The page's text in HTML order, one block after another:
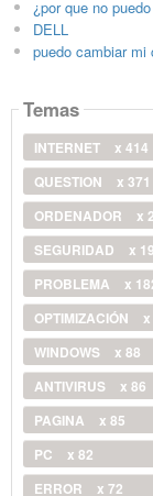
¿por que no
DELL
puedo cambiar mi
Temas
INTERNET
x 414
QUESTION
x 371
ORDENADOR
x
SEGURIDAD
x
PROBLEMA
x
OPTIMIZACIÓN
x
WINDOWS
x 88
ANTIVIRUS
x 86
PAGINA
x 85
PC
x 82
ERROR
x 72